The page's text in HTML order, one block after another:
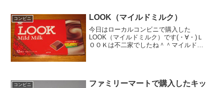
コンビニ LOOK（マイルドミルク）
今日はローカルコンビニで購入した
LOOK（マイルドミルク）です(・∀・)Ｌ
ＯＯＫは不二家でしたね＾＾マイルドミ
コンビニ
ファミリーマートで購入したキッ